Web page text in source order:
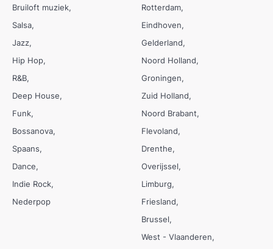
Bruiloft muziek
Salsa
Jazz
Hip Hop
R&B
Deep House
Funk
Bossanova
Spaans
Dance
Indie Rock
Nederpop
Rotterdam
Eindhoven
Gelderland
Noord Holland
Groningen
Zuid Holland
Noord Brabant
Flevoland
Drenthe
Overijssel
Limburg
Friesland
Brussel
West - Vlaanderen